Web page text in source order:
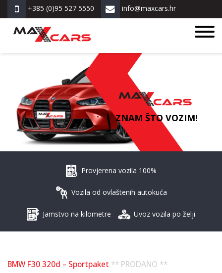
+385 (0)95 527 5550 info@maxcars.hr
ZNAM ŠTO VOZIM!
Provjerena vozila 100%
Vozila od ovlaštenih autokuća
Jamstvo na kilometre Uvoz vozila po želji
BMW F30 320d – Sportpaket ** PRODANO **